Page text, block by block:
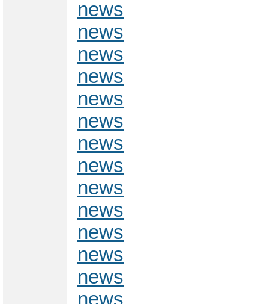
news
news
news
news
news
news
news
news
news
news
news
news
news
news